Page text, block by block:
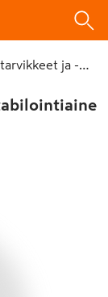
ja -koristeet